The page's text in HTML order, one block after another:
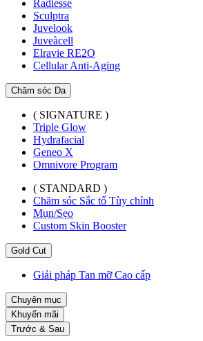
Radiesse
Sculptra
Juvelook
Juveàcell
Elravie RE2O
Cellular Anti-Aging
Chăm sóc Da
( SIGNATURE )
Triple Glow
Hydrafacial
Geneo X
Omnivore Program
( STANDARD )
Chăm sóc Sắc tố Tùy chỉnh
Mụn/Sẹo
Custom Skin Booster
Gold Cut
Giải pháp Tan mỡ Cao cấp
Chuyên mục
Khuyến mãi
Trước & Sau